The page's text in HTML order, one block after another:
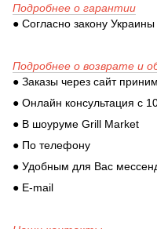
Подробнее о гарантии
● Согласно закону
Подробнее о возврате и
● Заказы через сайт
● Онлайн консультация с
● В шоуруме Grill Market
● По телефону
● Удобным для Вас
● E-mail